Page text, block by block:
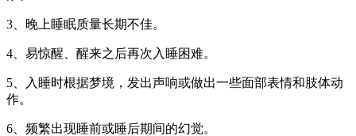
3、晚上睡眠质量长期不佳。
4、易惊醒、醒来之后再次入睡困难。
5、入睡时根据梦境，发出声响或做出一些面部表情和肢体动
作。
6、频繁出现睡前或睡后期间的幻觉。